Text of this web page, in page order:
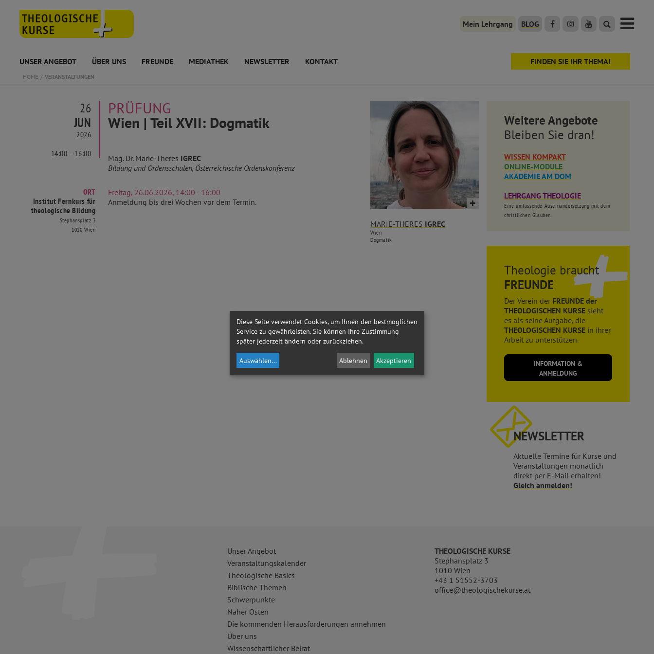
Mein Lehrgang BLOG
UNSER ANGEBOT ÜBER UNS FREUNDE MEDIATHEK NEWSLETTER KONTAKT FINDEN SIE IHR THEMA!
HOME VERANSTALTUNGEN
MARIE-THERES IGREC
Wien
Dogmatik
26
JUN
2026
14:00 – 16:00
PRÜFUNG
Wien | Teil XVII: Dogmatik
Mag. Dr. Marie-Theres IGREC
Bildung und Ordensschulen, Österreichische Ordenskonferenz
ORT
Institut Fernkurs für
theologische Bildung
Stephansplatz 3
1010 Wien
Freitag, 26.06.2026, 14:00 - 16:00
Anmeldung bis drei Wochen vor dem Termin.
Weitere Angebote
Bleiben Sie dran!
WISSEN KOMPAKT
ONLINE-MODULE
AKADEMIE AM DOM
LEHRGANG THEOLOGIE
Eine umfassende Auseinandersetzung mit dem
christlichen Glauben.
Theologie braucht
FREUNDE
Der Verein der FREUNDE der
THEOLOGISCHEN KURSE sieht
es als seine Aufgabe, die
THEOLOGISCHEN KURSE in ihrer
Arbeit zu unterstützen.
INFORMATION &
ANMELDUNG
NEWSLETTER
Aktuelle Termine für Kurse und
Veranstaltungen monatlich
direkt per E-Mail erhalten!
Gleich anmelden!
Unser Angebot
Veranstaltungskalender
Theologische Basics
Biblische Themen
Schwerpunkte
Naher Osten
Die kommenden Herausforderungen annehmen
Über uns
Wissenschaftlicher Beirat
THEOLOGISCHE KURSE
Stephansplatz 3
1010 Wien
+43 1 51552-3703
office@theologischekurse.at
Diese Seite verwendet Cookies, um Ihnen den bestmöglichen
Service zu gewährleisten. Sie können Ihre Zustimmung
später jederzeit ändern oder zurückziehen.
Auswählen... Ablehnen Akzeptieren